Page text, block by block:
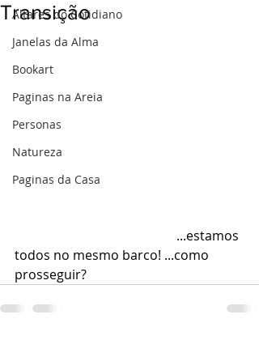
Altares do Cotidiano
Janelas da Alma
Bookart
Paginas na Areia
Personas
Natureza
Paginas da Casa
Transição
todos no mesmo barco! ...como
prosseguir?